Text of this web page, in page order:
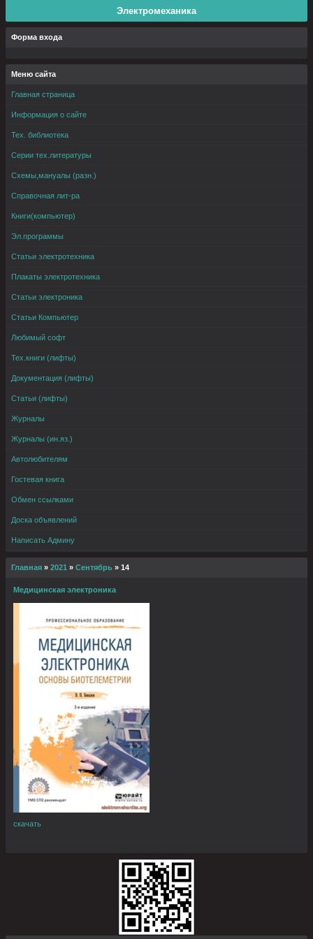
Электромеханика
Форма входа
Меню сайта
Главная страница
Информация о сайте
Тех. библиотека
Серии тех.литературы
Схемы,мануалы (разн.)
Справочная лит-ра
Книги(компьютер)
Эл.программы
Статьи электротехника
Плакаты электротехника
Статьи электроника
Статьи Компьютер
Любимый софт
Тех.книги (лифты)
Документация (лифты)
Статьи (лифты)
Журналы
Журналы (ин.яз.)
Автолюбителям
Гостевая книга
Обмен ссылками
Доска объявлений
Написать Админу
Главная » 2021 » Сентябрь » 14
Медицинская электроника
скачать